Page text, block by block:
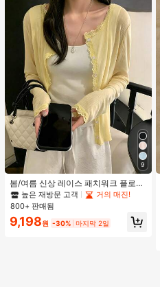
9
봄/여름 신상 레이스 패치워크 플로럴
트림 소프트 니트 가디건 경량 재킷 탑
여성용, 코티지코어 옐로우
높은 재방문 고객
거의 매진!
800+ 판매됨
9,198원 -30% 마지막 2일